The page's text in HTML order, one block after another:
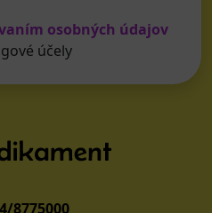
osobných údajov
účely
8775000